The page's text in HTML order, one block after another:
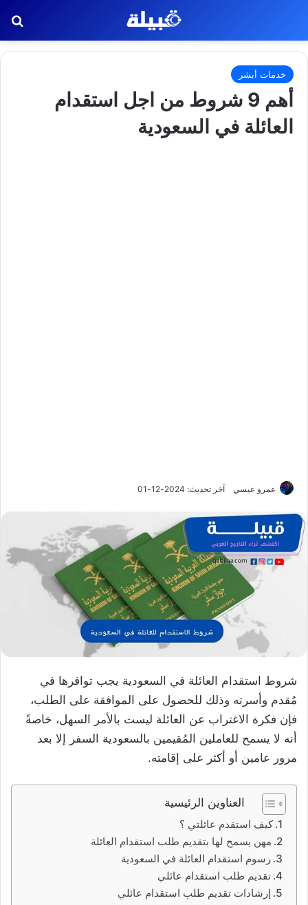
خدمات أبشر
أهم 9 شروط من اجل استقدام
العائلة في السعودية
عمرو عيسي آخر تحديث: 2024-12-01
شروط استقدام العائلة في السعودية يجب توافرها في
مُقدم وأسرته وذلك للحصول على الموافقة على الطلب،
فإن فكرة الاغتراب عن العائلة ليست بالأمر السهل، خاصةً
أنه لا يسمح للعاملين المُقيمين بالسعودية السفر إلا بعد
مرور عامين أو أكثر على إقامته.
العناوين الرئيسية
كيف استقدم عائلتي ؟
مهن يسمح لها بتقديم طلب استقدام العائلة
رسوم استقدام العائلة في السعودية
تقديم طلب استقدام عائلي
إرشادات تقديم طلب استقدام عائلي